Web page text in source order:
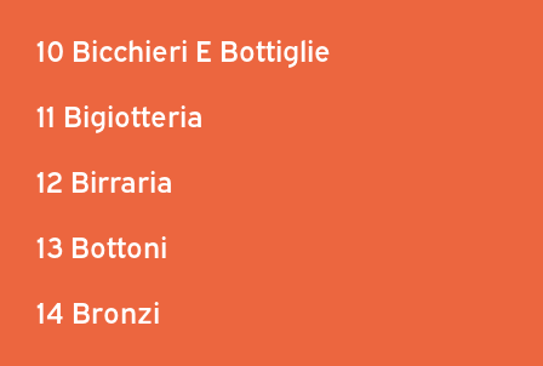
10 Bicchieri E Bottiglie
11 Bigiotteria
12 Birraria
13 Bottoni
14 Bronzi